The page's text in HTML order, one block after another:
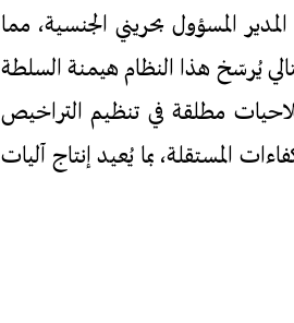
المسؤول بحريني الجنسية، مما
يُرسّخ هذا النظام هيمنة السلطة
مطلقة في تنظيم التراخيص
المستقلة، بما يُعيد إنتاج آليات